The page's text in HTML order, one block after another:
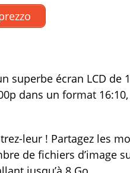
superbe écran LCD de
dans un format
leur ! Partagez les
de fichiers d’image